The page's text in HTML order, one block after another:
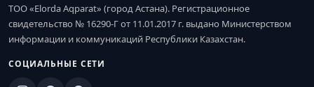
ТОО «Elorda Aqparat» (город Астана). Регистрационное
свидетельство № 16290-Г от 11.01.2017 г. выдано Министерством
информации и коммуникаций Республики Казахстан.
СОЦИАЛЬНЫЕ СЕТИ